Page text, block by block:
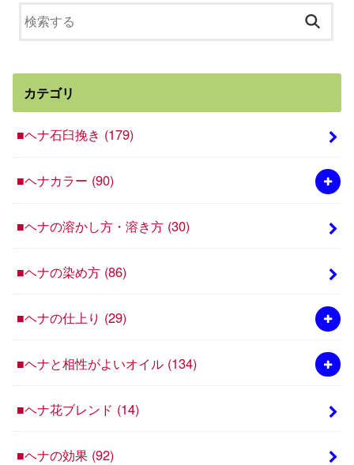
カテゴリ
■ヘナ石臼挽き (179)
■ヘナカラー (90)
■ヘナの溶かし方・溶き方 (30)
■ヘナの染め方 (86)
■ヘナの仕上り (29)
■ヘナと相性がよいオイル (134)
■ヘナ花ブレンド (14)
■ヘナの効果 (92)